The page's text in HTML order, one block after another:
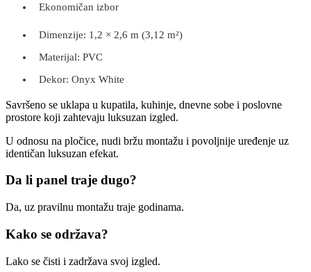
Ekonomičan izbor
Dimenzije: 1,2 × 2,6 m (3,12 m²)
Materijal: PVC
Dekor: Onyx White
Savršeno se uklapa u kupatila, kuhinje, dnevne sobe i poslovne
prostore koji zahtevaju luksuzan izgled.
U odnosu na pločice, nudi bržu montažu i povoljnije uređenje uz
identičan luksuzan efekat.
Da li panel traje dugo?
Da, uz pravilnu montažu traje godinama.
Kako se održava?
Lako se čisti i zadržava svoj izgled.